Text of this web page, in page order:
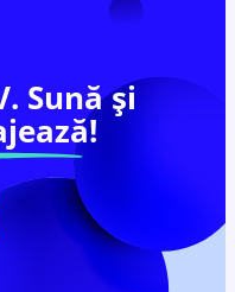
Sună și